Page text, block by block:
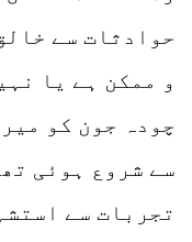
حوادثات سے
و ممکن ہے یا
چودہ جون کو
سے شروع ہوئی
تجربات سے